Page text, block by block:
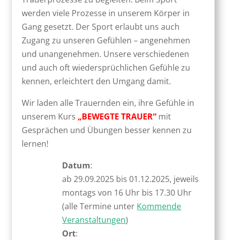
werden viele Prozesse in unserem Körper in
Gang gesetzt. Der Sport erlaubt uns auch
Zugang zu unseren Gefühlen – angenehmen
und unangenehmen. Unsere verschiedenen
und auch oft wiedersprüchlichen Gefühle zu
kennen, erleichtert den Umgang damit.
Wir laden alle Trauernden ein, ihre Gefühle in
unserem Kurs „BEWEGTE TRAUER“ mit
Gesprächen und Übungen besser kennen zu
lernen!
Datum:
ab 29.09.2025 bis 01.12.2025, jeweils
montags von 16 Uhr bis 17.30 Uhr
(alle Termine unter Kommende
Veranstaltungen)
Ort: